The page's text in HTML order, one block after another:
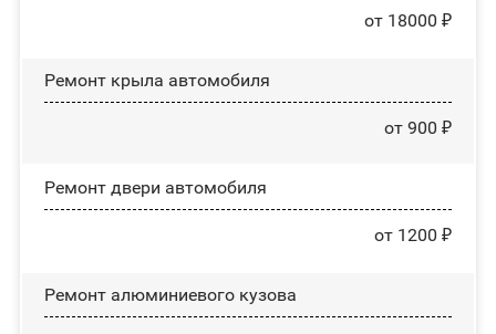
от 18000 ₽
Ремонт крыла автомобиля
от 900 ₽
Ремонт двери автомобиля
от 1200 ₽
Ремонт алюминиевого кузова